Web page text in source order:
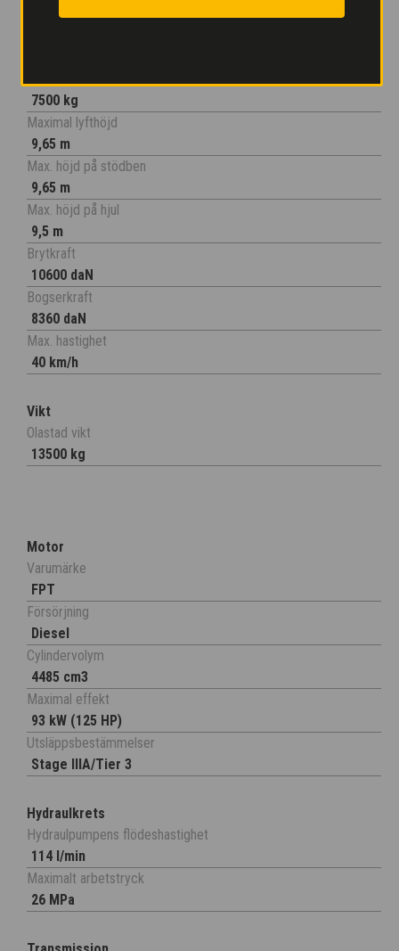
7500 kg
Maximal lyfthöjd
9,65 m
Max. höjd på stödben
9,65 m
Max. höjd på hjul
9,5 m
Brytkraft
10600 daN
Bogserkraft
8360 daN
Max. hastighet
40 km/h
Vikt
Olastad vikt
13500 kg
Motor
Varumärke
FPT
Försörjning
Diesel
Cylindervolym
4485 cm3
Maximal effekt
93 kW (125 HP)
Utsläppsbestämmelser
Stage IIIA/Tier 3
Hydraulkrets
Hydraulpumpens flödeshastighet
114 l/min
Maximalt arbetstryck
26 MPa